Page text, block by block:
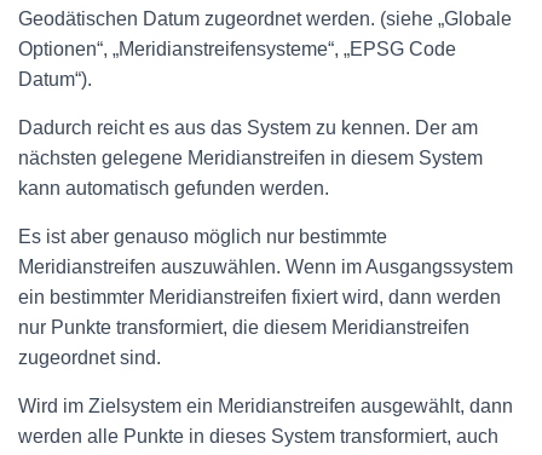
Geodätischen Datum zugeordnet werden. (siehe „Globale
Optionen“, „Meridianstreifensysteme“, „EPSG Code
Datum“).
Dadurch reicht es aus das System zu kennen. Der am
nächsten gelegene Meridianstreifen in diesem System
kann automatisch gefunden werden.
Es ist aber genauso möglich nur bestimmte
Meridianstreifen auszuwählen. Wenn im Ausgangssystem
ein bestimmter Meridianstreifen fixiert wird, dann werden
nur Punkte transformiert, die diesem Meridianstreifen
zugeordnet sind.
Wird im Zielsystem ein Meridianstreifen ausgewählt, dann
werden alle Punkte in dieses System transformiert, auch